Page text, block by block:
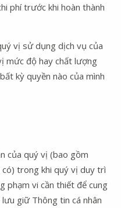
phí trước khi hoàn thành
vị sử dụng dịch vụ của
mức độ hay chất lượng
kỳ quyền nào của mình
của quý vị (bao gồm
có) trong khi quý vị duy trì
phạm vi cần thiết để cung
giữ Thông tin cá nhân